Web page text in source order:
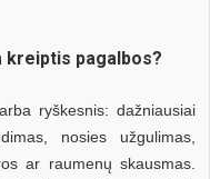
kreiptis pagalbos?
ryškesnis: dažniausiai
nosies užgulimas,
ar raumenų skausmas.